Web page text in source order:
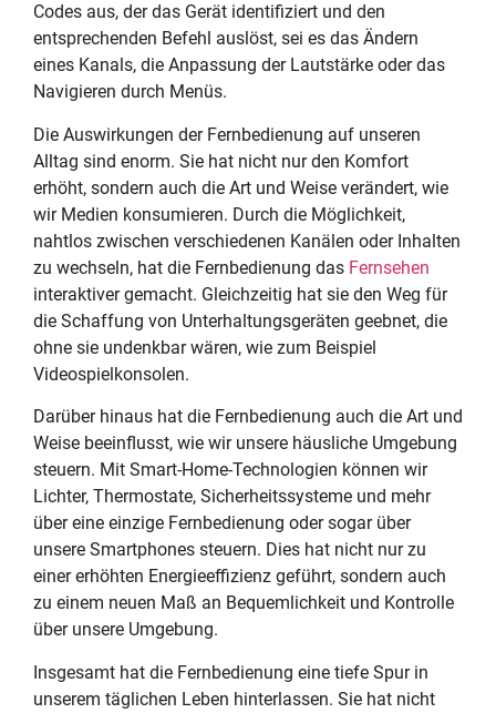
Codes aus, der das Gerät identifiziert und den
entsprechenden Befehl auslöst, sei es das Ändern
eines Kanals, die Anpassung der Lautstärke oder das
Navigieren durch Menüs.
Die Auswirkungen der Fernbedienung auf unseren
Alltag sind enorm. Sie hat nicht nur den Komfort
erhöht, sondern auch die Art und Weise verändert, wie
wir Medien konsumieren. Durch die Möglichkeit,
nahtlos zwischen verschiedenen Kanälen oder Inhalten
zu wechseln, hat die Fernbedienung das Fernsehen
interaktiver gemacht. Gleichzeitig hat sie den Weg für
die Schaffung von Unterhaltungsgeräten geebnet, die
ohne sie undenkbar wären, wie zum Beispiel
Videospielkonsolen.
Darüber hinaus hat die Fernbedienung auch die Art und
Weise beeinflusst, wie wir unsere häusliche Umgebung
steuern. Mit Smart-Home-Technologien können wir
Lichter, Thermostate, Sicherheitssysteme und mehr
über eine einzige Fernbedienung oder sogar über
unsere Smartphones steuern. Dies hat nicht nur zu
einer erhöhten Energieeffizienz geführt, sondern auch
zu einem neuen Maß an Bequemlichkeit und Kontrolle
über unsere Umgebung.
Insgesamt hat die Fernbedienung eine tiefe Spur in
unserem täglichen Leben hinterlassen. Sie hat nicht